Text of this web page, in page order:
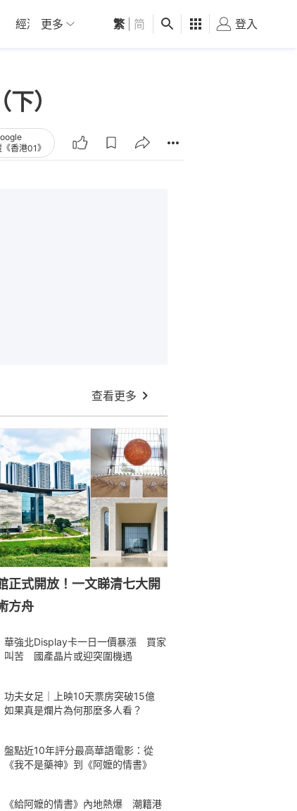
經濟 01深圳 觀點 健康 好食玩飛
更多 繁 简 登入
）
香港01》
查看更多
正式開放！一文睇清七大開
方舟
華強北Display卡一日一價暴漲 買家
叫苦 國產晶片或迎突圍機遇
功夫女足｜上映10天票房突破15億
如果真是爛片為何那麼多人看？
盤點近10年評分最高華語電影：從
《我不是藥神》到《阿嬤的情書》
《給阿嬤的情書》內地熱爆 潮籍港